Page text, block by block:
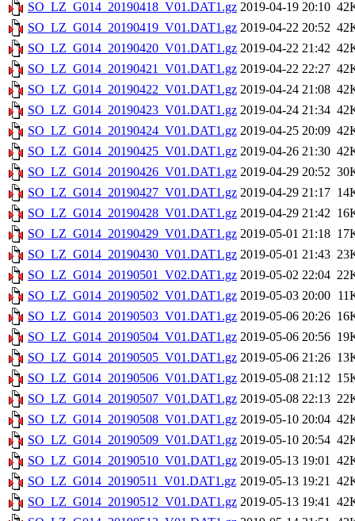
SO_LZ_G014_20190418_V01.DAT1.gz 2019-04-19 20:10
SO_LZ_G014_20190419_V01.DAT1.gz 2019-04-22 20:52
SO_LZ_G014_20190420_V01.DAT1.gz 2019-04-22 21:42
SO_LZ_G014_20190421_V01.DAT1.gz 2019-04-22 22:27
SO_LZ_G014_20190422_V01.DAT1.gz 2019-04-24 21:08
SO_LZ_G014_20190423_V01.DAT1.gz 2019-04-24 21:34
SO_LZ_G014_20190424_V01.DAT1.gz 2019-04-25 20:09
SO_LZ_G014_20190425_V01.DAT1.gz 2019-04-26 21:30
SO_LZ_G014_20190426_V01.DAT1.gz 2019-04-29 20:52
SO_LZ_G014_20190427_V01.DAT1.gz 2019-04-29 21:17
SO_LZ_G014_20190428_V01.DAT1.gz 2019-04-29 21:42
SO_LZ_G014_20190429_V01.DAT1.gz 2019-05-01 21:18
SO_LZ_G014_20190430_V01.DAT1.gz 2019-05-01 21:43
SO_LZ_G014_20190501_V02.DAT1.gz 2019-05-02 22:04
SO_LZ_G014_20190502_V01.DAT1.gz 2019-05-03 20:00
SO_LZ_G014_20190503_V01.DAT1.gz 2019-05-06 20:26
SO_LZ_G014_20190504_V01.DAT1.gz 2019-05-06 20:56
SO_LZ_G014_20190505_V01.DAT1.gz 2019-05-06 21:26
SO_LZ_G014_20190506_V01.DAT1.gz 2019-05-08 21:12
SO_LZ_G014_20190507_V01.DAT1.gz 2019-05-08 22:13
SO_LZ_G014_20190508_V01.DAT1.gz 2019-05-10 20:04
SO_LZ_G014_20190509_V01.DAT1.gz 2019-05-10 20:54
SO_LZ_G014_20190510_V01.DAT1.gz 2019-05-13 19:01
SO_LZ_G014_20190511_V01.DAT1.gz 2019-05-13 19:21
SO_LZ_G014_20190512_V01.DAT1.gz 2019-05-13 19:41